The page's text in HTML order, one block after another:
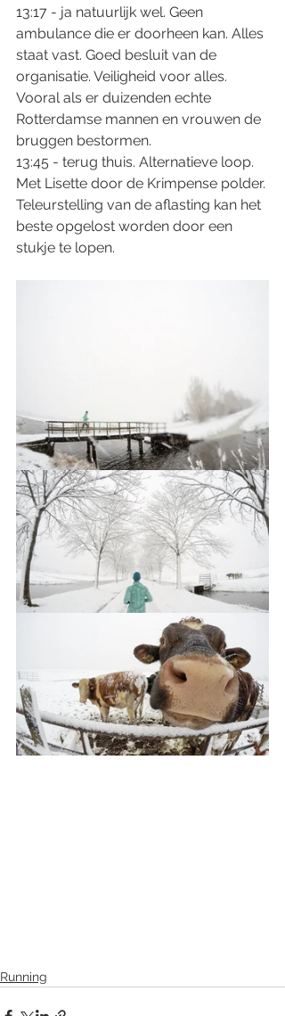
13:17 - ja natuurlijk wel. Geen
ambulance die er doorheen kan. Alles
staat vast. Goed besluit van de
organisatie. Veiligheid voor alles.
Vooral als er duizenden echte
Rotterdamse mannen en vrouwen de
bruggen bestormen.
13:45 - terug thuis. Alternatieve loop.
Met Lisette door de Krimpense polder.
Teleurstelling van de aflasting kan het
beste opgelost worden door een
stukje te lopen.
Running